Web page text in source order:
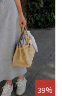
39%